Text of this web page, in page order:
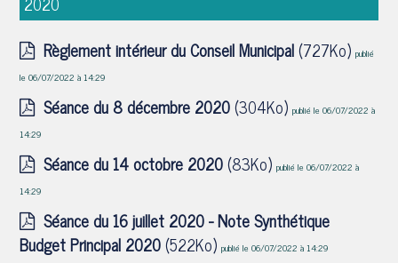
Règlement intérieur du Conseil Municipal(727Ko)publié
le 06/07/2022 à 14:29
Séance du 8 décembre 2020(304Ko)publié le 06/07/2022 à
14:29
Séance du 14 octobre 2020(83Ko)publié le 06/07/2022 à
14:29
Séance du 16 juillet 2020 - Note Synthétique
Budget Principal 2020(522Ko)publié le 06/07/2022 à 14:29